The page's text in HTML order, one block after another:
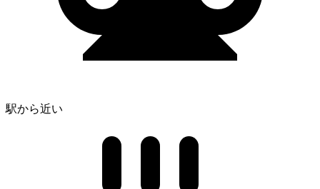
駅から近い